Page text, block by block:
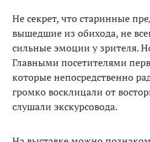
Не секрет, что старинные
вышедшие из обихода, не
сильные эмоции у зрителя.
Главными посетителями
которые непосредственно
громко восклицали от
слушали экскурсовода.